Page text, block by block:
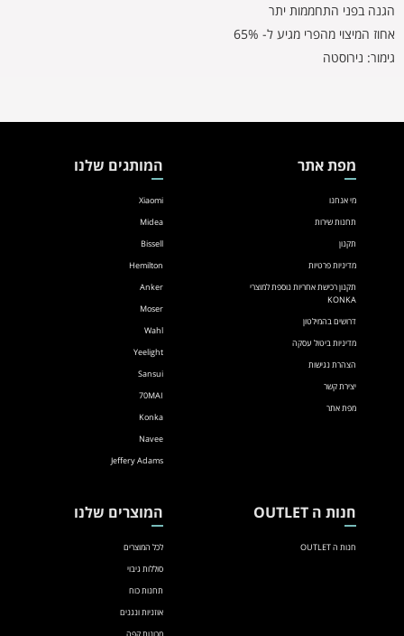
הגנה בפני התחממות יתר
אחוז המיצוי מהפרי מגיע ל- 65%
גימור: נירוסטה
מפת אתר
מי אנחנו
תחנות שירות
תקנון
מדיניות פרטיות
תקנון רכישת אחריות נוספת למוצרי
KONKA
דרושים בהמילטון
מדיניות ביטול עסקה
הצהרת נגישות
יצירת קשר
מפת אתר
המותגים שלנו
Xiaomi
Midea
Bissell
Hemilton
Anker
Moser
Wahl
Yeelight
Sansui
70MAI
Konka
Navee
Jeffery Adams
חנות ה OUTLET
חנות ה OUTLET
המוצרים שלנו
לכל המוצרים
סוללות גיבוי
תחנות כוח
אוזניות ונגנים